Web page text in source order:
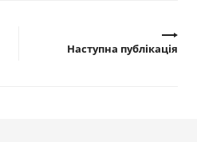
Наступна публікація